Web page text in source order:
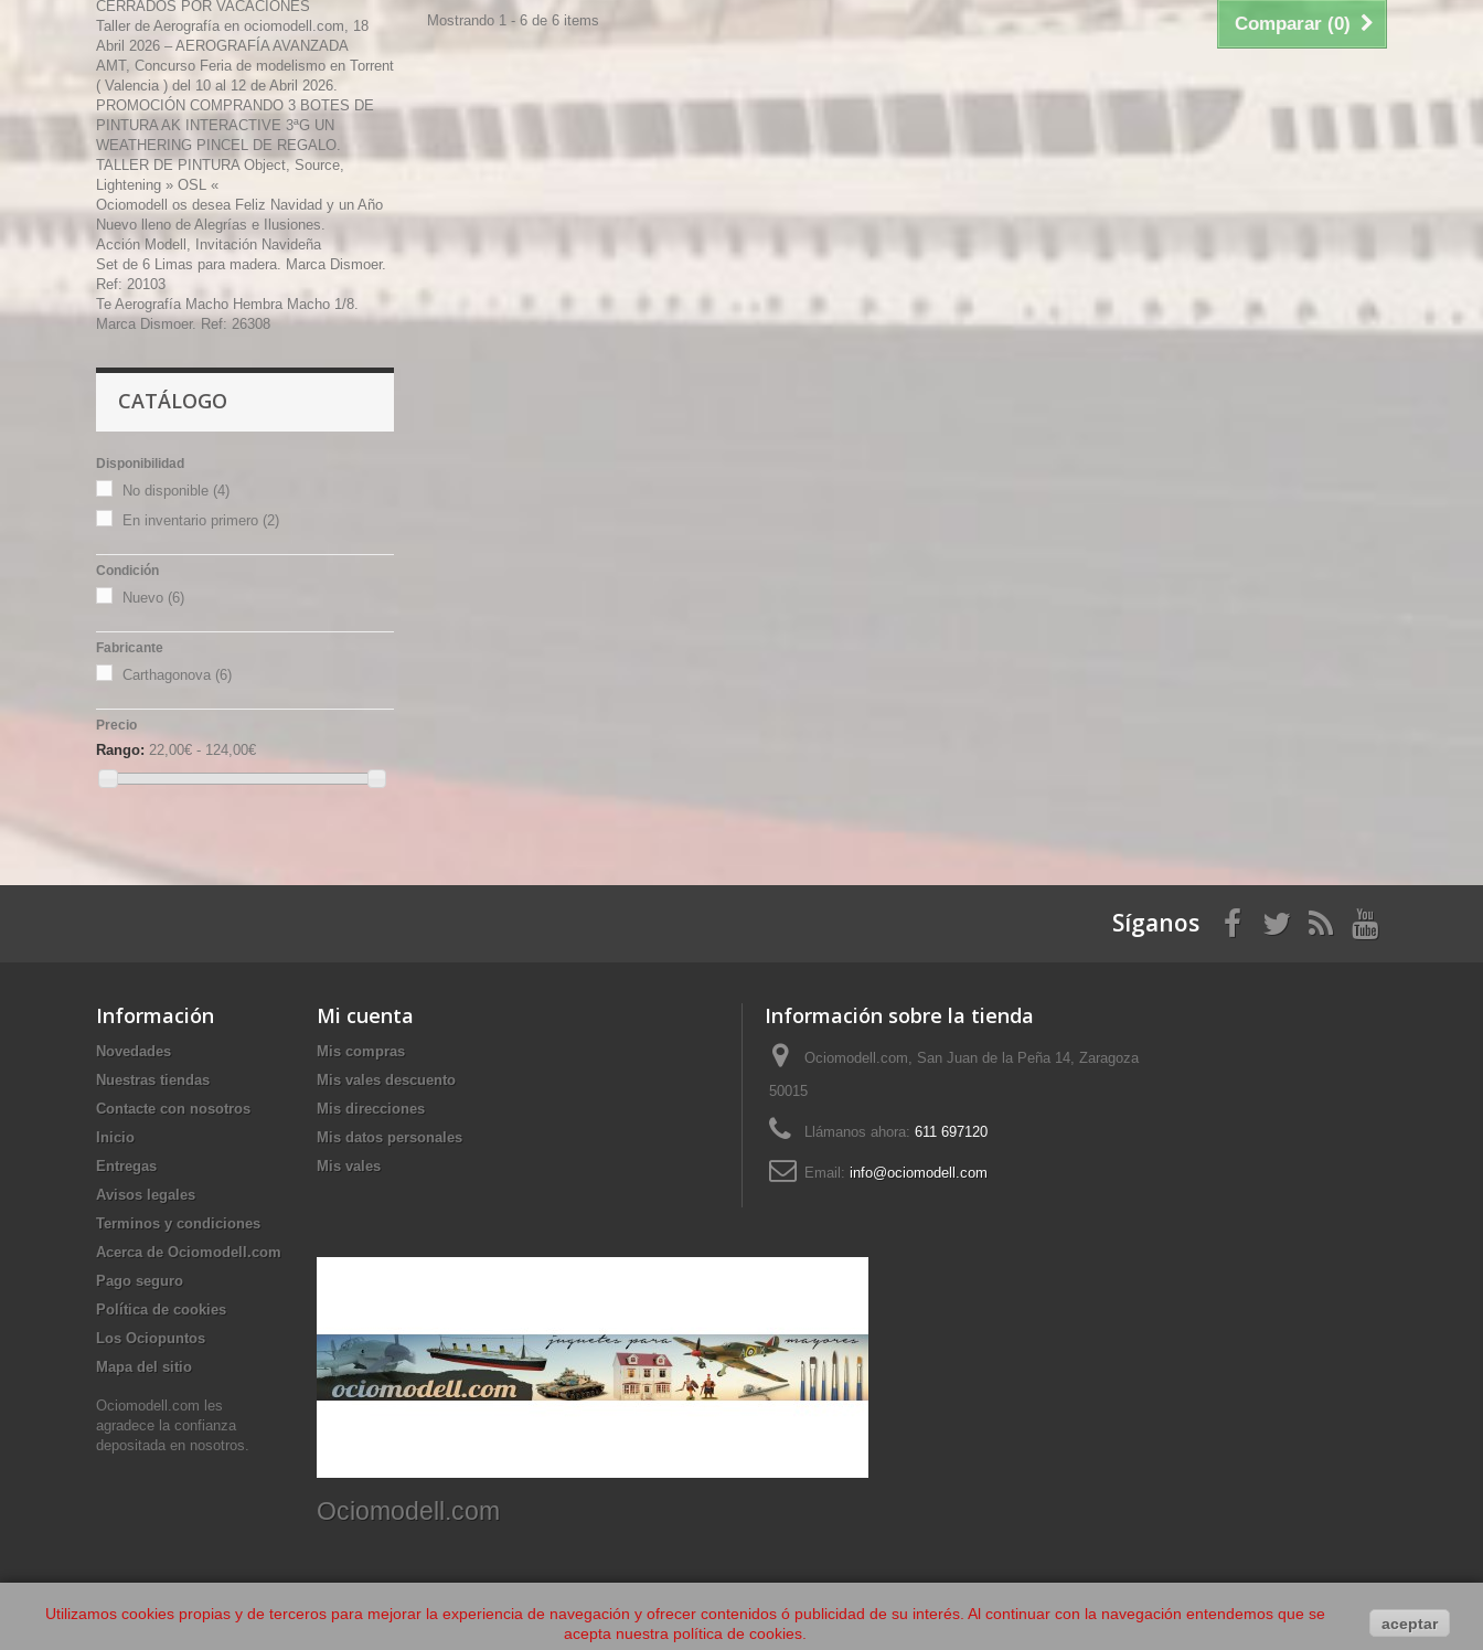
CERRADOS POR VACACIONES
Taller de Aerografía en ociomodell.com, 18
Abril 2026 – AEROGRAFÍA AVANZADA
AMT, Concurso Feria de modelismo en Torrent
( Valencia ) del 10 al 12 de Abril 2026.
PROMOCIÓN COMPRANDO 3 BOTES DE
PINTURA AK INTERACTIVE 3ªG UN
WEATHERING PINCEL DE REGALO.
TALLER DE PINTURA Object, Source,
Lightening » OSL «
Ociomodell os desea Feliz Navidad y un Año
Nuevo lleno de Alegrías e Ilusiones.
Acción Modell, Invitación Navideña
Set de 6 Limas para madera. Marca Dismoer.
Ref: 20103
Te Aerografía Macho Hembra Macho 1/8.
Marca Dismoer. Ref: 26308
CATÁLOGO
Disponibilidad
No disponible (4)
En inventario primero (2)
Condición
Nuevo (6)
Fabricante
Carthagonova (6)
Precio
Rango: 22,00€ - 124,00€
Comparar (0)
Mostrando 1 - 6 de 6 items
Síganos
Información
Novedades
Nuestras tiendas
Contacte con nosotros
Inicio
Entregas
Avisos legales
Terminos y condiciones
Acerca de Ociomodell.com
Pago seguro
Política de cookies
Los Ociopuntos
Mapa del sitio
Ociomodell.com les
agradece la confianza
depositada en nosotros.
Mi cuenta
Mis compras
Mis vales descuento
Mis direcciones
Mis datos personales
Mis vales
Información sobre la tienda
Ociomodell.com, San Juan de la Peña 14, Zaragoza
50015
Llámanos ahora: 611 697120
Email: info@ociomodell.com
Ociomodell.com
Utilizamos cookies propias y de terceros para mejorar la experiencia de navegación y ofrecer contenidos ó publicidad de su interés. Al continuar con la navegación entendemos que se
acepta nuestra política de cookies.
aceptar